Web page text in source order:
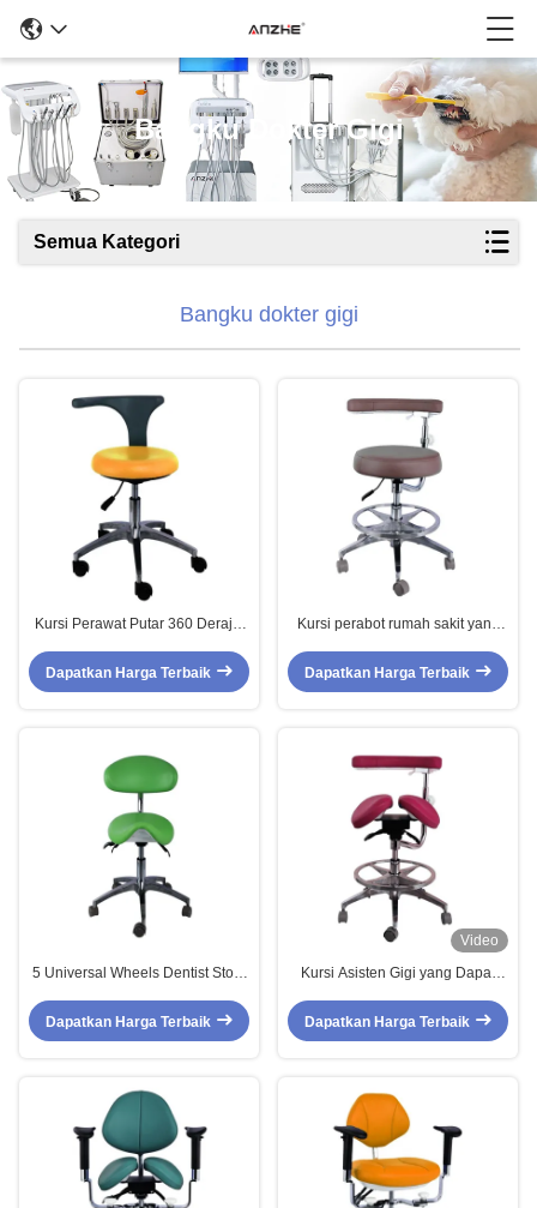
Bangku Dokter Gigi
Semua Kategori
Bangku dokter gigi
Kursi Perawat Putar 360 Derajat
Dokter Gigi
Dapatkan Harga Terbaik
Kursi perabot rumah sakit yang
ketinggian
Dapatkan Harga Terbaik
5 Universal Wheels Dentist Stool
Saddle Chair
Dapatkan Harga Terbaik
Video
Kursi Asisten Gigi yang Dapat
Mewah, Kulit Micro Fiber, Bangku
Pelana Dokter Gigi
Dapatkan Harga Terbaik